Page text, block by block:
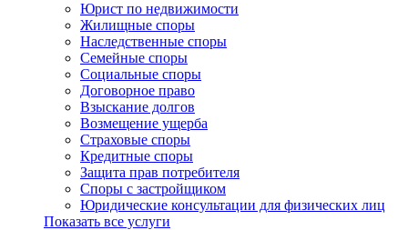
Юрист по недвижимости
Жилищные споры
Наследственные споры
Семейные споры
Социальные споры
Договорное право
Взыскание долгов
Возмещение ущерба
Страховые споры
Кредитные споры
Защита прав потребителя
Споры с застройщиком
Юридические консультации для физических лиц
Показать все услуги